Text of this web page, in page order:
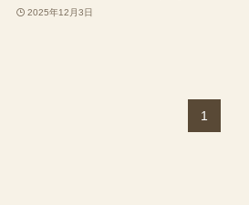
2025年12月3日
1